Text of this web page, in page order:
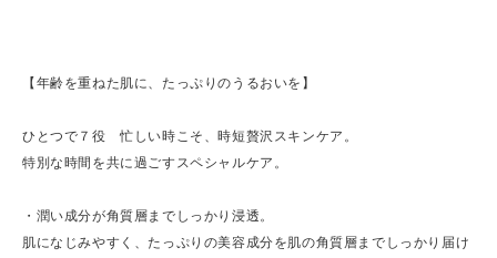
【年齢を重ねた肌に、たっぷりのうるおいを】
ひとつで７役 忙しい時こそ、時短贅沢スキンケア。
特別な時間を共に過ごすスペシャルケア。
・潤い成分が角質層までしっかり浸透。
肌になじみやすく、たっぷりの美容成分を肌の角質層までしっかり届け